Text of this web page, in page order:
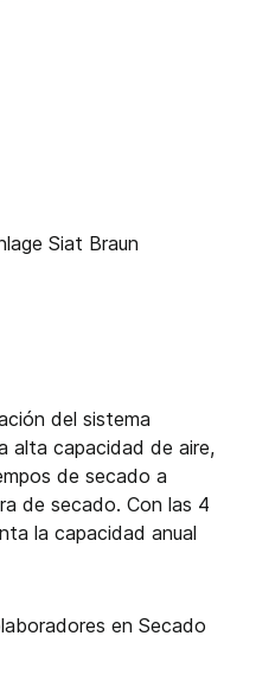
del sistema
alta capacidad de aire,
de secado a
de secado. Con las 4
la capacidad anual